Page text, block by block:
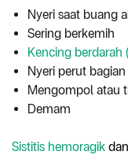
Nyeri saat buang
Sering berkemih
Kencing berdarah
Nyeri perut
Mengompol atau
Demam
Sistitis hemoragik